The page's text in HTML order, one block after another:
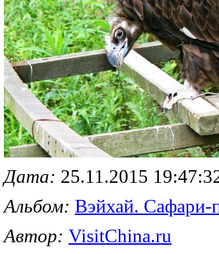
Дата: 25.11.2015
Альбом: Вэйхай. Сафари-
Автор: VisitChina.ru